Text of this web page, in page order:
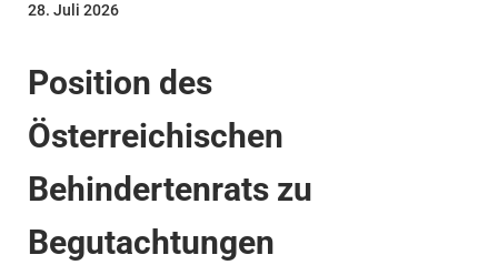
Position des
Österreichischen
Behindertenrats zu
Begutachtungen
28. Juli 2026